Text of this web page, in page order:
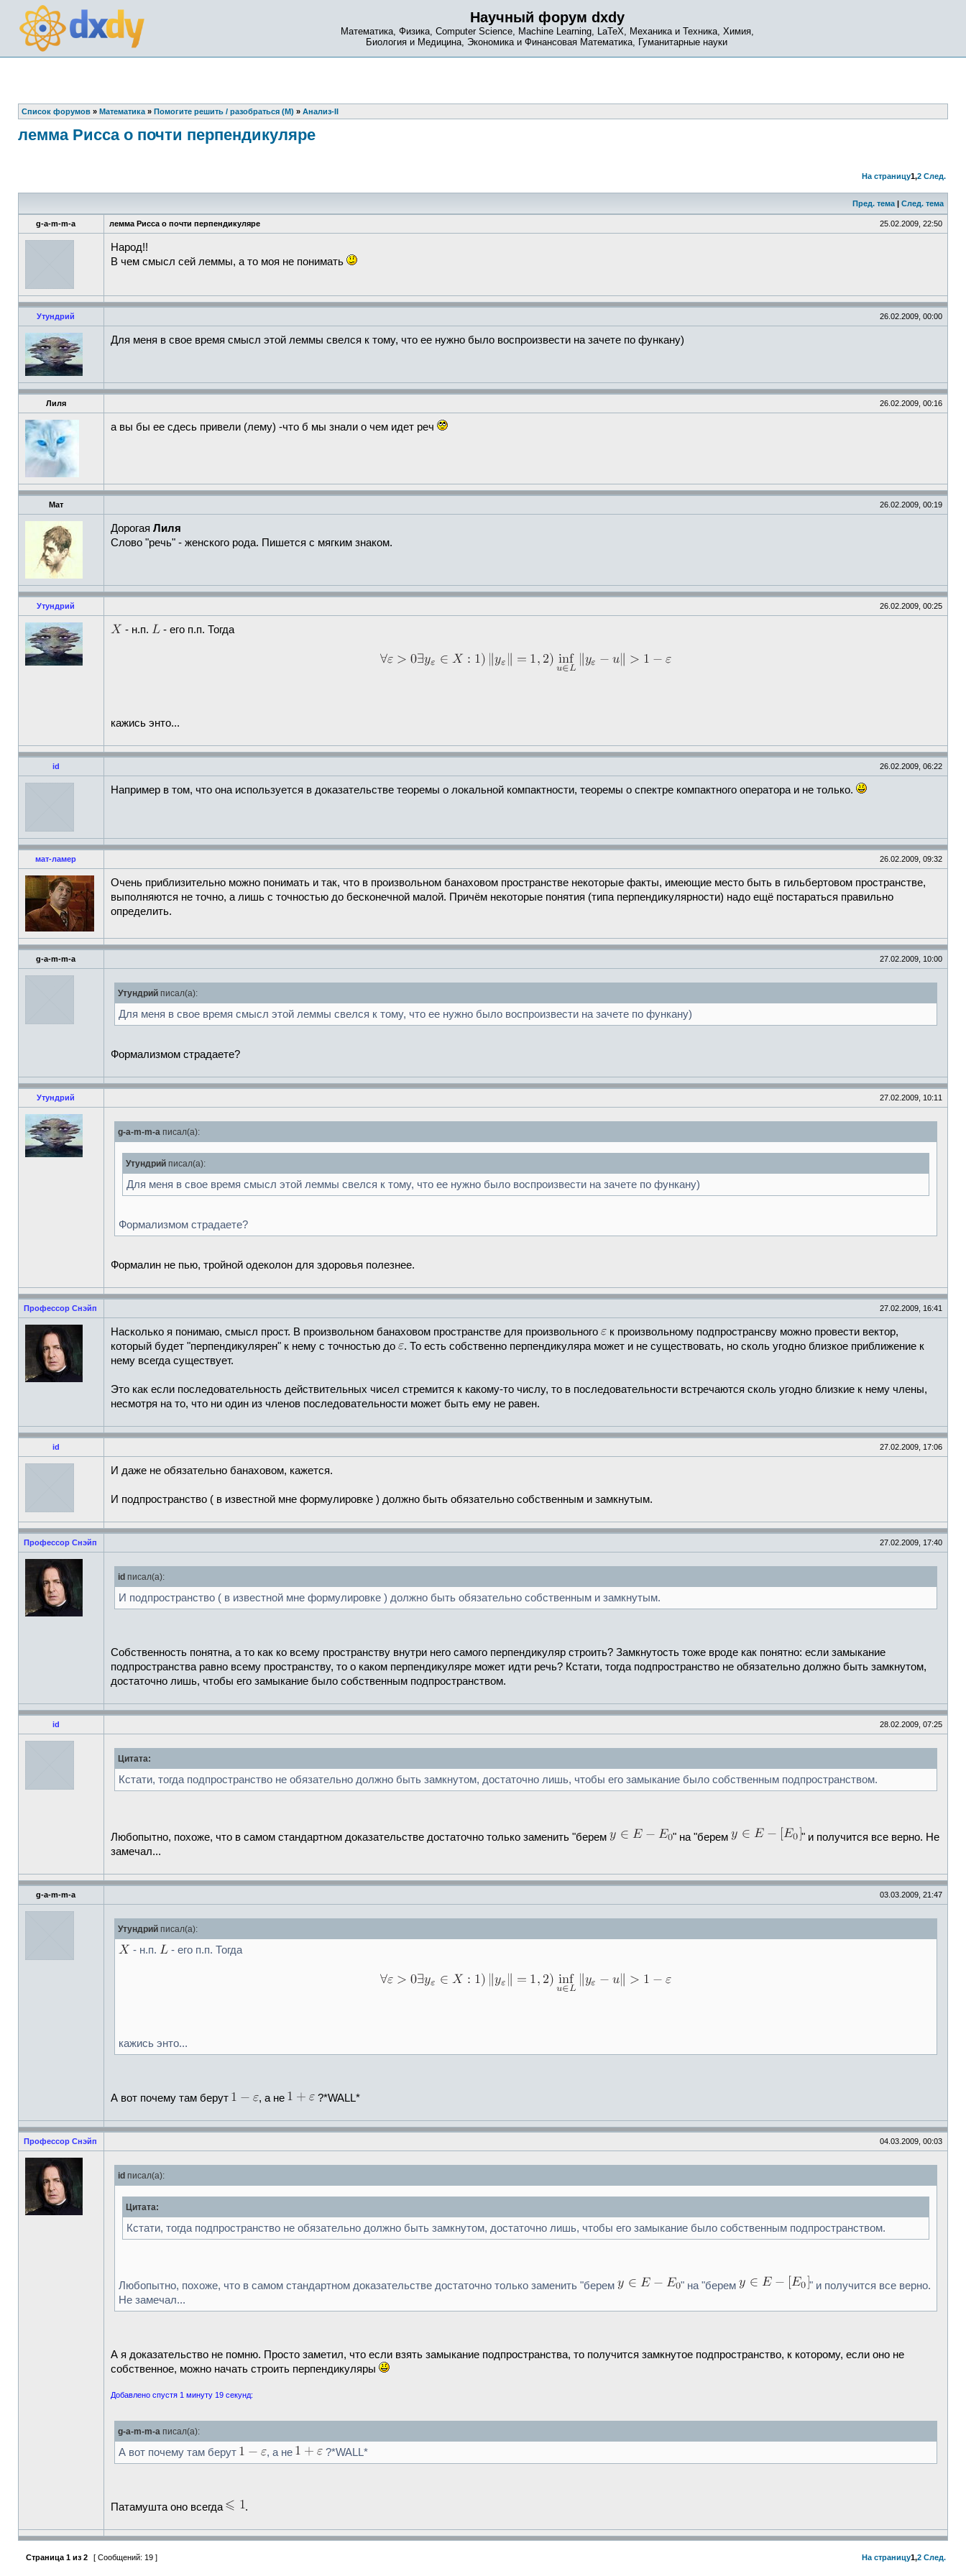
Научный форум dxdy
Математика, Физика, Computer Science, Machine Learning, LaTeX, Механика и Техника, Химия,
Биология и Медицина, Экономика и Финансовая Математика, Гуманитарные науки
Список форумов » Математика » Помогите решить / разобраться (М) » Анализ-II
лемма Рисса о почти перпендикуляре
На страницу1,2 След.
Пред. тема | След. тема
g-a-m-m-a лемма Рисса о почти перпендикуляре 25.02.2009, 22:50
Народ!!
В чем смысл сей леммы, а то моя не понимать
Утундрий 26.02.2009, 00:00
Для меня в свое время смысл этой леммы свелся к тому, что ее нужно было воспроизвести на зачете по функану)
Лиля 26.02.2009, 00:16
а вы бы ее сдесь привели (лему) -что б мы знали о чем идет реч
Мат 26.02.2009, 00:19
Дорогая Лиля
Слово "речь" - женского рода. Пишется с мягким знаком.
Утундрий 26.02.2009, 00:25
- н.п. - его п.п. Тогда
кажись энто...
id 26.02.2009, 06:22
Например в том, что она используется в доказательстве теоремы о локальной компактности, теоремы о спектре компактного оператора и не только.
мат-ламер 26.02.2009, 09:32
Очень приблизительно можно понимать и так, что в произвольном банаховом пространстве некоторые факты, имеющие место быть в гильбертовом пространстве,
выполняются не точно, а лишь с точностью до бесконечной малой. Причём некоторые понятия (типа перпендикулярности) надо ещё постараться правильно
определить.
g-a-m-m-a 27.02.2009, 10:00
Утундрий писал(а):
Для меня в свое время смысл этой леммы свелся к тому, что ее нужно было воспроизвести на зачете по функану)
Формализмом страдаете?
Утундрий 27.02.2009, 10:11
g-a-m-m-a писал(а):
Утундрий писал(а):
Для меня в свое время смысл этой леммы свелся к тому, что ее нужно было воспроизвести на зачете по функану)
Формализмом страдаете?
Формалин не пью, тройной одеколон для здоровья полезнее.
Профессор Снэйп 27.02.2009, 16:41
Насколько я понимаю, смысл прост. В произвольном банаховом пространстве для произвольного
к произвольному подпространсву можно провести вектор,
который будет "перпендикулярен" к нему с точностью до
. То есть собственно перпендикуляра может и не существовать, но сколь угодно близкое приближение к
нему всегда существует.
Это как если последовательность действительных чисел стремится к какому-то числу, то в последовательности встречаются сколь угодно близкие к нему члены,
несмотря на то, что ни один из членов последовательности может быть ему не равен.
id 27.02.2009, 17:06
И даже не обязательно банаховом, кажется.
И подпространство ( в известной мне формулировке ) должно быть обязательно собственным и замкнутым.
Профессор Снэйп 27.02.2009, 17:40
id писал(а):
И подпространство ( в известной мне формулировке ) должно быть обязательно собственным и замкнутым.
Собственность понятна, а то как ко всему пространству внутри него самого перпендикуляр строить? Замкнутость тоже вроде как понятно: если замыкание
подпространства равно всему пространству, то о каком перпендикуляре может идти речь? Кстати, тогда подпространство не обязательно должно быть замкнутом,
достаточно лишь, чтобы его замыкание было собственным подпространством.
id 28.02.2009, 07:25
Цитата:
Кстати, тогда подпространство не обязательно должно быть замкнутом, достаточно лишь, чтобы его замыкание было собственным подпространством.
Любопытно, похоже, что в самом стандартном доказательстве достаточно только заменить "берем " на "берем
" и получится все верно. Не
замечал...
g-a-m-m-a 03.03.2009, 21:47
Утундрий писал(а):
- н.п. - его п.п. Тогда
кажись энто...
А вот почему там берут , а не ?*WALL*
Профессор Снэйп 04.03.2009, 00:03
id писал(а):
Цитата:
Кстати, тогда подпространство не обязательно должно быть замкнутом, достаточно лишь, чтобы его замыкание было собственным подпространством.
Любопытно, похоже, что в самом стандартном доказательстве достаточно только заменить "берем " на "берем
" и получится все верно.
Не замечал...
А я доказательство не помню. Просто заметил, что если взять замыкание подпространства, то получится замкнутое подпространство, к которому, если оно не
собственное, можно начать строить перпендикуляры
Добавлено спустя 1 минуту 19 секунд:
g-a-m-m-a писал(а):
А вот почему там берут , а не ?*WALL*
Патамушта оно всегда .
Страница 1 из 2 [ Сообщений: 19 ] На страницу1,2 След.